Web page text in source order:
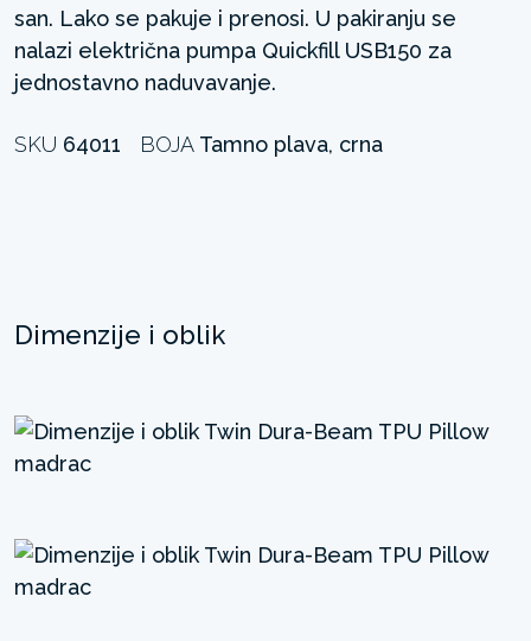
san. Lako se pakuje i prenosi. U pakiranju se
nalazi električna pumpa Quickfill USB150 za
jednostavno naduvavanje.
SKU 64011 BOJA Tamno plava, crna
Dimenzije i oblik